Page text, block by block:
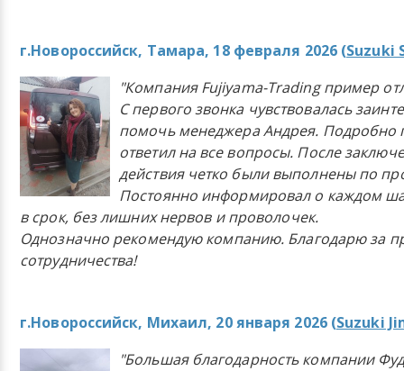
г.Новороссийск, Тамара, 18 февраля 2026 (Suzuki
"Компания Fujiyama-Trading пример
С первого звонка чувствовалась
помочь менеджера Андрея. Подробно
ответил на все вопросы. После
действия четко были выполнены по
Постоянно информировал о каждом
в срок, без лишних нервов и проволочек.
Однозначно рекомендую компанию. Благодарю за
сотрудничества!
г.Новороссийск, Михаил, 20 января 2026 (Suzuki
"Большая благодарность компании